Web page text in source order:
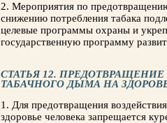
2. Мероприятия по
снижению потребления табака
целевые программы охраны и
государственную программу
СТАТЬЯ 12.
ТАБАЧНОГО ДЫМА НА
1. Для предотвращения
здоровье человека запрещается